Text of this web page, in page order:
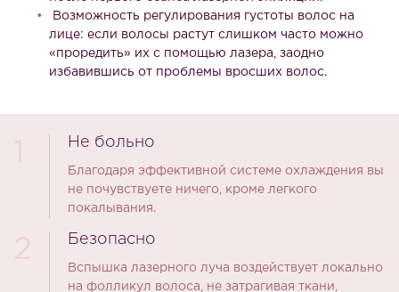
Возможность регулирования густоты волос на
лице: если волосы растут слишком часто можно
«проредить» их с помощью лазера, заодно
избавившись от проблемы вросших волос.
Не больно
Благодаря эффективной системе охлаждения вы
не почувствуете ничего, кроме легкого
покалывания.
Безопасно
Вспышка лазерного луча воздействует локально
на фолликул волоса, не затрагивая ткани,